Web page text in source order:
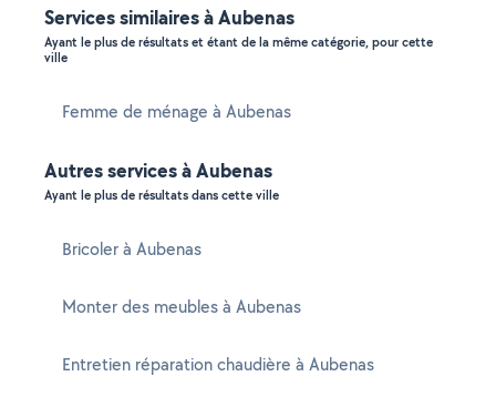
Services similaires à Aubenas
Ayant le plus de résultats et étant de la même catégorie, pour cette
ville
Femme de ménage à Aubenas
Autres services à Aubenas
Ayant le plus de résultats dans cette ville
Bricoler à Aubenas
Monter des meubles à Aubenas
Entretien réparation chaudière à Aubenas